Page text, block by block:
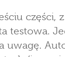
części,
testowa.
uwagę.